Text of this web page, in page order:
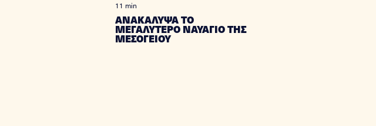
11 min
ΑΝΑΚΑΛΥΨΑ ΤΟ
ΜΕΓΑΛΥΤΕΡΟ ΝΑΥΑΓΙΟ ΤΗΣ
ΜΕΣΟΓΕΙΟΥ